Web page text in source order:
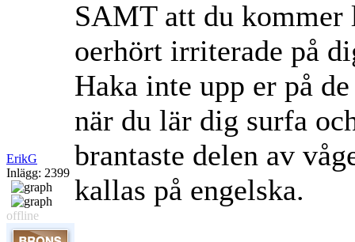
ErikG
Inlägg: 2399
offline
SAMT att du
oerhört irriterade på
Haka inte upp er på
när du lär dig surfa
brantaste delen av
kallas på engelska.